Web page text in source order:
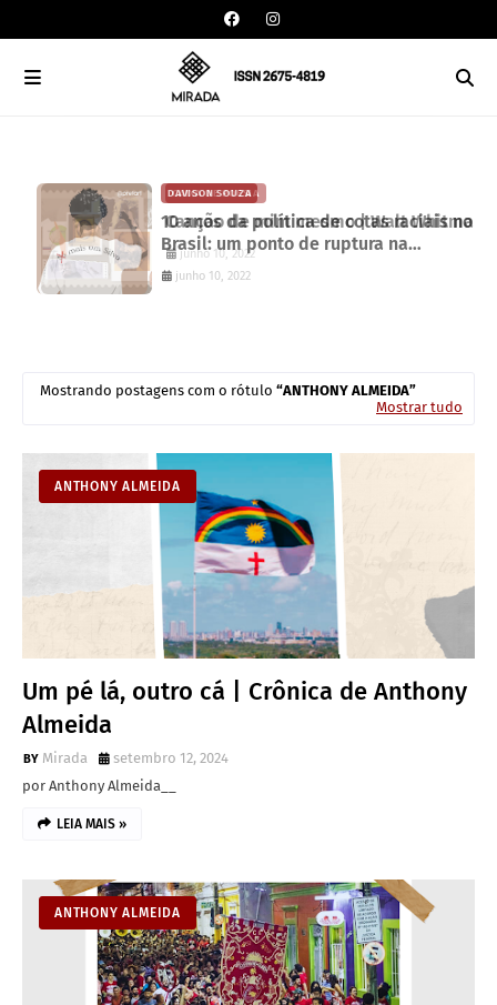
DAVISON SOUZA
10 anos da política de cotas raciais no
Brasil: um ponto de ruptura na
colonialidade
junho 10, 2022
Mostrando postagens com o rótulo
ANTHONY ALMEIDA
Mostrar tudo
ANTHONY ALMEIDA
Um pé lá, outro cá | Crônica de Anthony
Almeida
Mirada
setembro 12, 2024
por Anthony Almeida__
LEIA MAIS »
ANTHONY ALMEIDA